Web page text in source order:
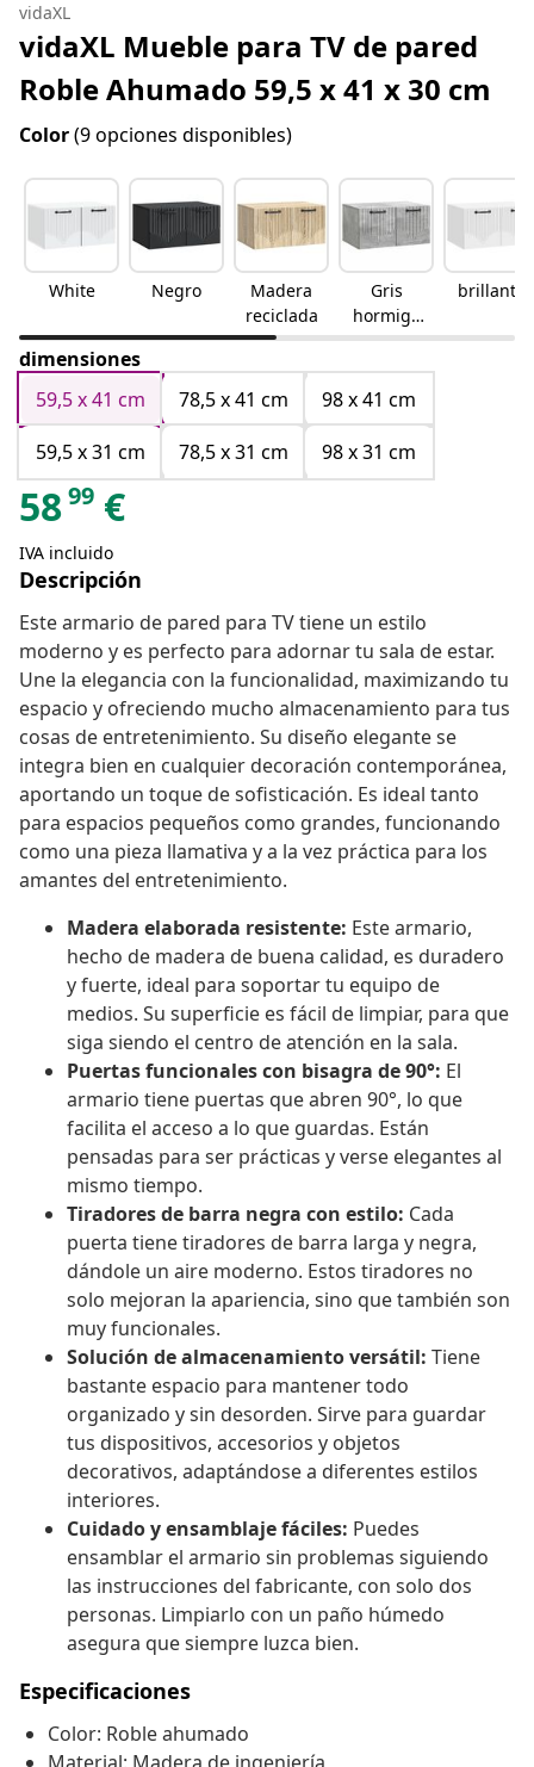
vidaXL
vidaXL Mueble para TV de pared
Roble Ahumado 59,5 x 41 x 30 cm
Color(9 opciones disponibles)
White Negro
Madera
reciclada
Gris
hormigó
n
brillante
dimensiones
59,5 x 41 cm
78,5 x 41 cm
98 x 41 cm
59,5 x 31 cm
78,5 x 31 cm 98 x 31 cm
5899 €
IVA incluido
Descripción
Este armario de pared para TV tiene un estilo
moderno y es perfecto para adornar tu sala de estar.
Une la elegancia con la funcionalidad, maximizando tu
espacio y ofreciendo mucho almacenamiento para tus
cosas de entretenimiento. Su diseño elegante se
integra bien en cualquier decoración contemporánea,
aportando un toque de sofisticación. Es ideal tanto
para espacios pequeños como grandes, funcionando
como una pieza llamativa y a la vez práctica para los
amantes del entretenimiento.
Madera elaborada resistente: Este armario,
hecho de madera de buena calidad, es duradero
y fuerte, ideal para soportar tu equipo de
medios. Su superficie es fácil de limpiar, para que
siga siendo el centro de atención en la sala.
Puertas funcionales con bisagra de 90°: El
armario tiene puertas que abren 90°, lo que
facilita el acceso a lo que guardas. Están
pensadas para ser prácticas y verse elegantes al
mismo tiempo.
Tiradores de barra negra con estilo: Cada
puerta tiene tiradores de barra larga y negra,
dándole un aire moderno. Estos tiradores no
solo mejoran la apariencia, sino que también son
muy funcionales.
Solución de almacenamiento versátil: Tiene
bastante espacio para mantener todo
organizado y sin desorden. Sirve para guardar
tus dispositivos, accesorios y objetos
decorativos, adaptándose a diferentes estilos
interiores.
Cuidado y ensamblaje fáciles: Puedes
ensamblar el armario sin problemas siguiendo
las instrucciones del fabricante, con solo dos
personas. Limpiarlo con un paño húmedo
asegura que siempre luzca bien.
Especificaciones
Color: Roble ahumado